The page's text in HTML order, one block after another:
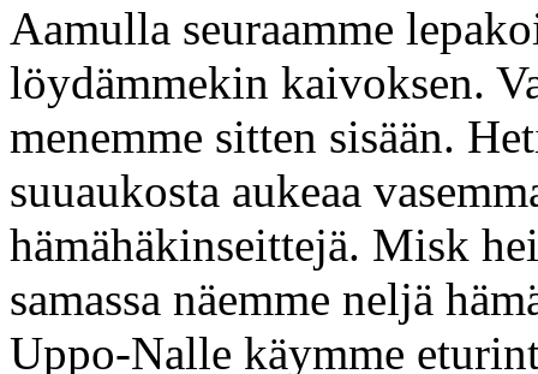
Aamulla seuraamme
löydämmekin kaivoksen.
menemme sitten sisään.
suuaukosta aukeaa
hämähäkinseittejä. Misk
samassa näemme neljä
Uppo-Nalle käymme